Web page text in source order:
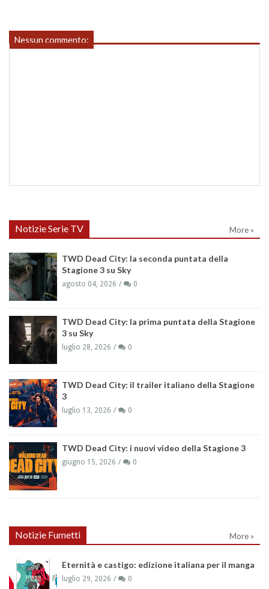
Nessun commento:
Notizie Serie TV More »
TWD Dead City: la seconda puntata della
Stagione 3 su Sky
agosto 04, 2026 0
TWD Dead City: la prima puntata della Stagione
3 su Sky
luglio 28, 2026 0
TWD Dead City: il trailer italiano della Stagione
3
luglio 13, 2026 0
TWD Dead City: i nuovi video della Stagione 3
giugno 15, 2026 0
Notizie Fumetti More »
Eternità e castigo: edizione italiana per il manga
luglio 29, 2026 0